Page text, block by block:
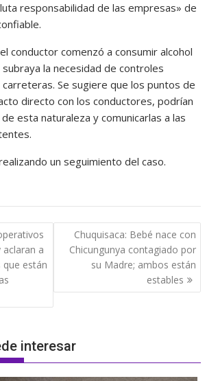
responsabilidad de las empresas» de
conductor comenzó a consumir alcohol
la necesidad de controles
Se sugiere que los puntos de
directo con los conductores, podrían
esta naturaleza y comunicarlas a las
un seguimiento del caso.
aclaran a
están
Chuquisaca: Bebé nace con
Chicungunya contagiado por
su Madre; ambos están
estables
interesar